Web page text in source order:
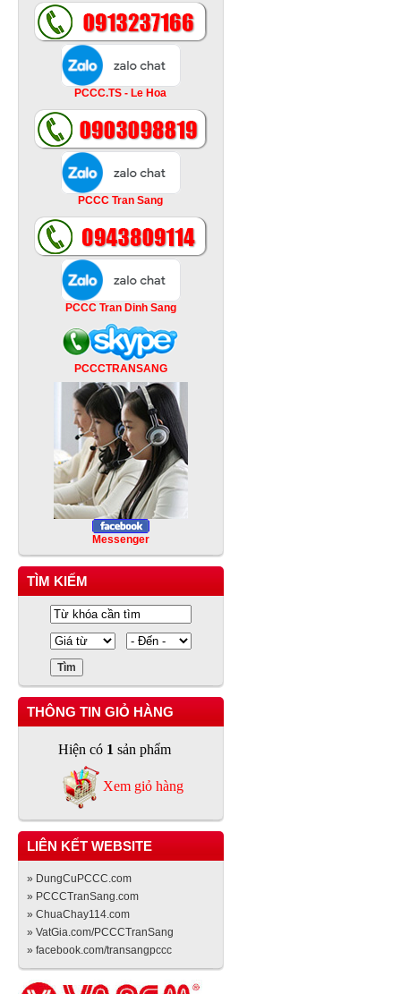
PCCC.TS - Le Hoa
PCCC Tran Sang
PCCC Tran Dinh Sang
PCCCTRANSANG
Messenger
TÌM KIẾM
THÔNG TIN GIỎ HÀNG
Hiện có 1 sản phẩm
Xem giỏ hàng
LIÊN KẾT WEBSITE
» DungCuPCCC.com
» PCCCTranSang.com
» ChuaChay114.com
» VatGia.com/PCCCTranSang
» facebook.com/transangpccc